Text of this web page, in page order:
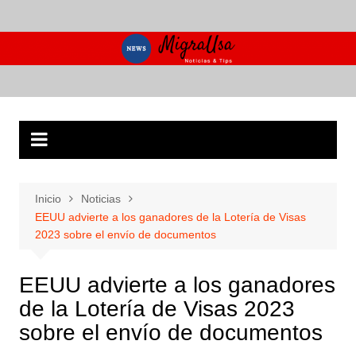
al
Inicio
Noticias
EEUU advierte a los ganadores de la Lotería de Visas
2023 sobre el envío de documentos
EEUU advierte a los ganadores
de la Lotería de Visas 2023
sobre el envío de documentos